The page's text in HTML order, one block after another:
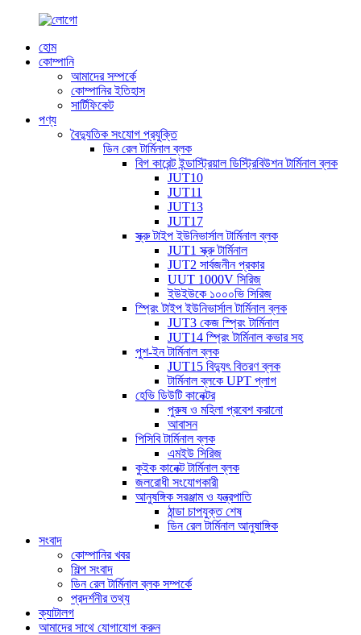
হোম
কোম্পানি
আমাদের সম্পর্কে
কোম্পানির ইতিহাস
সার্টিফিকেট
পণ্য
বৈদ্যুতিক সংযোগ প্রযুক্তি
ডিন রেল টার্মিনাল ব্লক
বিগ কারেন্ট ইন্ডাস্ট্রিয়াল ডিস্ট্রিবিউশন টার্মিনাল ব্লক
JUT10
JUT11
JUT13
JUT17
স্ক্রু টাইপ ইউনিভার্সাল টার্মিনাল ব্লক
JUT1 স্ক্রু টার্মিনাল
JUT2 সার্বজনীন প্রকার
UUT 1000V সিরিজ
ইউইউকে ১০০০ভি সিরিজ
স্প্রিং টাইপ ইউনিভার্সাল টার্মিনাল ব্লক
JUT3 কেজ স্প্রিং টার্মিনাল
JUT14 স্প্রিং টার্মিনাল কভার সহ
পুশ-ইন টার্মিনাল ব্লক
JUT15 বিদ্যুৎ বিতরণ ব্লক
টার্মিনাল ব্লকে UPT প্লাগ
হেভি ডিউটি ​​কানেক্টর
পুরুষ ও মহিলা প্রবেশ করানো
আবাসন
পিসিবি টার্মিনাল ব্লক
এমইউ সিরিজ
কুইক কানেক্ট টার্মিনাল ব্লক
জলরোধী সংযোগকারী
আনুষঙ্গিক সরঞ্জাম ও যন্ত্রপাতি
ঠান্ডা চাপযুক্ত শেষ
ডিন রেল টার্মিনাল আনুষাঙ্গিক
সংবাদ
কোম্পানির খবর
শিল্প সংবাদ
ডিন রেল টার্মিনাল ব্লক সম্পর্কে
প্রদর্শনীর তথ্য
ক্যাটালগ
আমাদের সাথে যোগাযোগ করুন